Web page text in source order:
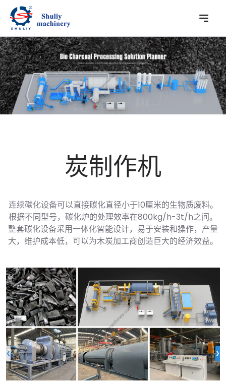
炭制作机
连续碳化设备可以直接碳化直径小于10厘米的生物质废料。
根据不同型号，碳化炉的处理效率在800kg/h-3t/h之间。
整套碳化设备采用一体化智能设计，易于安装和操作，产量
大，维护成本低，可以为木炭加工商创造巨大的经济效益。